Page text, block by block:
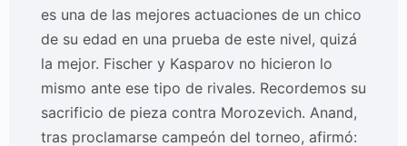
es una de las mejores actuaciones de un chico
de su edad en una prueba de este nivel, quizá
la mejor. Fischer y Kasparov no hicieron lo
mismo ante ese tipo de rivales. Recordemos su
sacrificio de pieza contra Morozevich. Anand,
tras proclamarse campeón del torneo, afirmó: